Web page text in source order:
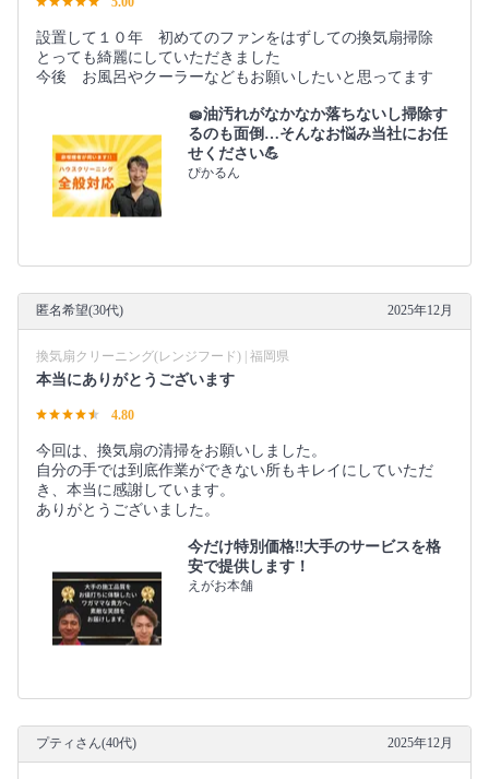
設置して１０年 初めてのファンをはずしての換気扇掃除
とっても綺麗にしていただきました
今後 お風呂やクーラーなどもお願いしたいと思ってます
🧽油汚れがなかなか落ちないし掃除す
るのも面倒…そんなお悩み当社にお任
せください💪
ぴかるん
匿名希望(30代) 2025年12月
換気扇クリーニング(レンジフード) | 福岡県
本当にありがとうございます
4.80
今回は、換気扇の清掃をお願いしました。
自分の手では到底作業ができない所もキレイにしていただ
き、本当に感謝しています。
ありがとうございました。
今だけ特別価格‼️大手のサービスを格
安で提供します！
えがお本舗
プティさん(40代) 2025年12月